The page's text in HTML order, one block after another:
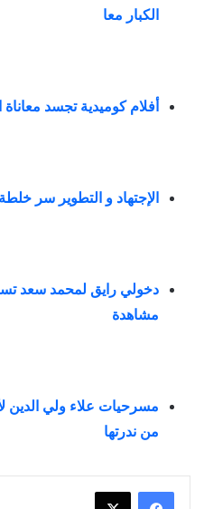
الكبار معا
أفلام كوميدية تجسد
الإجتهاد و التطوير سر
مشاهدة
مسرحيات علاء ولي الدين
من ندرتها